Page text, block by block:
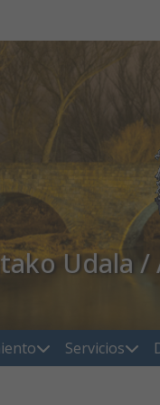
Udala
Servicios